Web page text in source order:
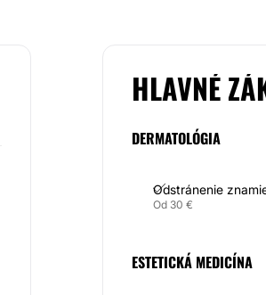
HLAVNÉ
DERMATOLÓGIA
Odstránenie
Od 30 €
ESTETICKÁ MEDICÍNA